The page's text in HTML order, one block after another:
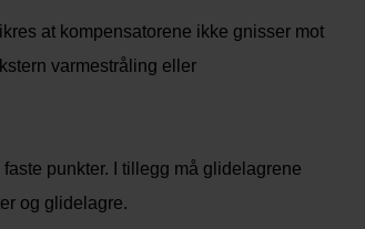
at kompensatorene ikke gnisser mot
varmestråling eller
punkter. I tillegg må glidelagrene
og glidelagre.